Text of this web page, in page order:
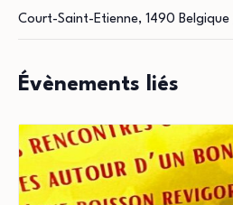
Court-Saint-Etienne, 1490 Belgique
Évènements liés